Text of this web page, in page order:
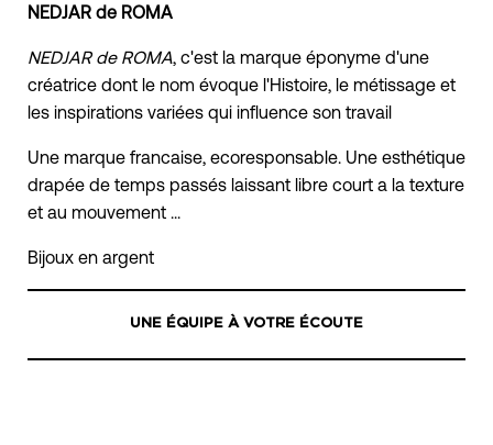
NEDJAR de ROMA
NEDJAR de ROMA, c'est la marque éponyme d'une
créatrice dont le nom évoque l'Histoire, le métissage et
les inspirations variées qui influence son travail
Une marque francaise, ecoresponsable. Une esthétique
drapée de temps passés laissant libre court a la texture
et au mouvement ...
Bijoux en argent
UNE ÉQUIPE À VOTRE ÉCOUTE